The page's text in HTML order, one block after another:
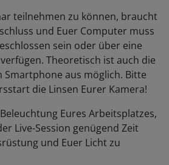
teilnehmen zu können, braucht
und Euer Computer muss
sein oder über eine
Theoretisch ist auch die
Smartphone aus möglich. Bitte
die Linsen Eurer Kamera!
Eures Arbeitsplatzes,
Live-Session genügend Zeit
und Euer Licht zu